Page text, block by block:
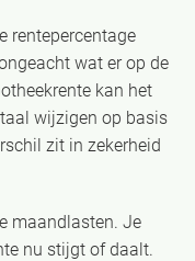
rentepercentage
wat er op de
kan het
wijzigen op basis
zit in zekerheid
maandlasten. Je
nu stijgt of daalt.